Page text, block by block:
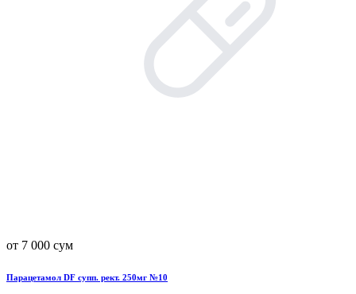
от 7 000 сум
Парацетамол DF супп. рект. 250мг №10